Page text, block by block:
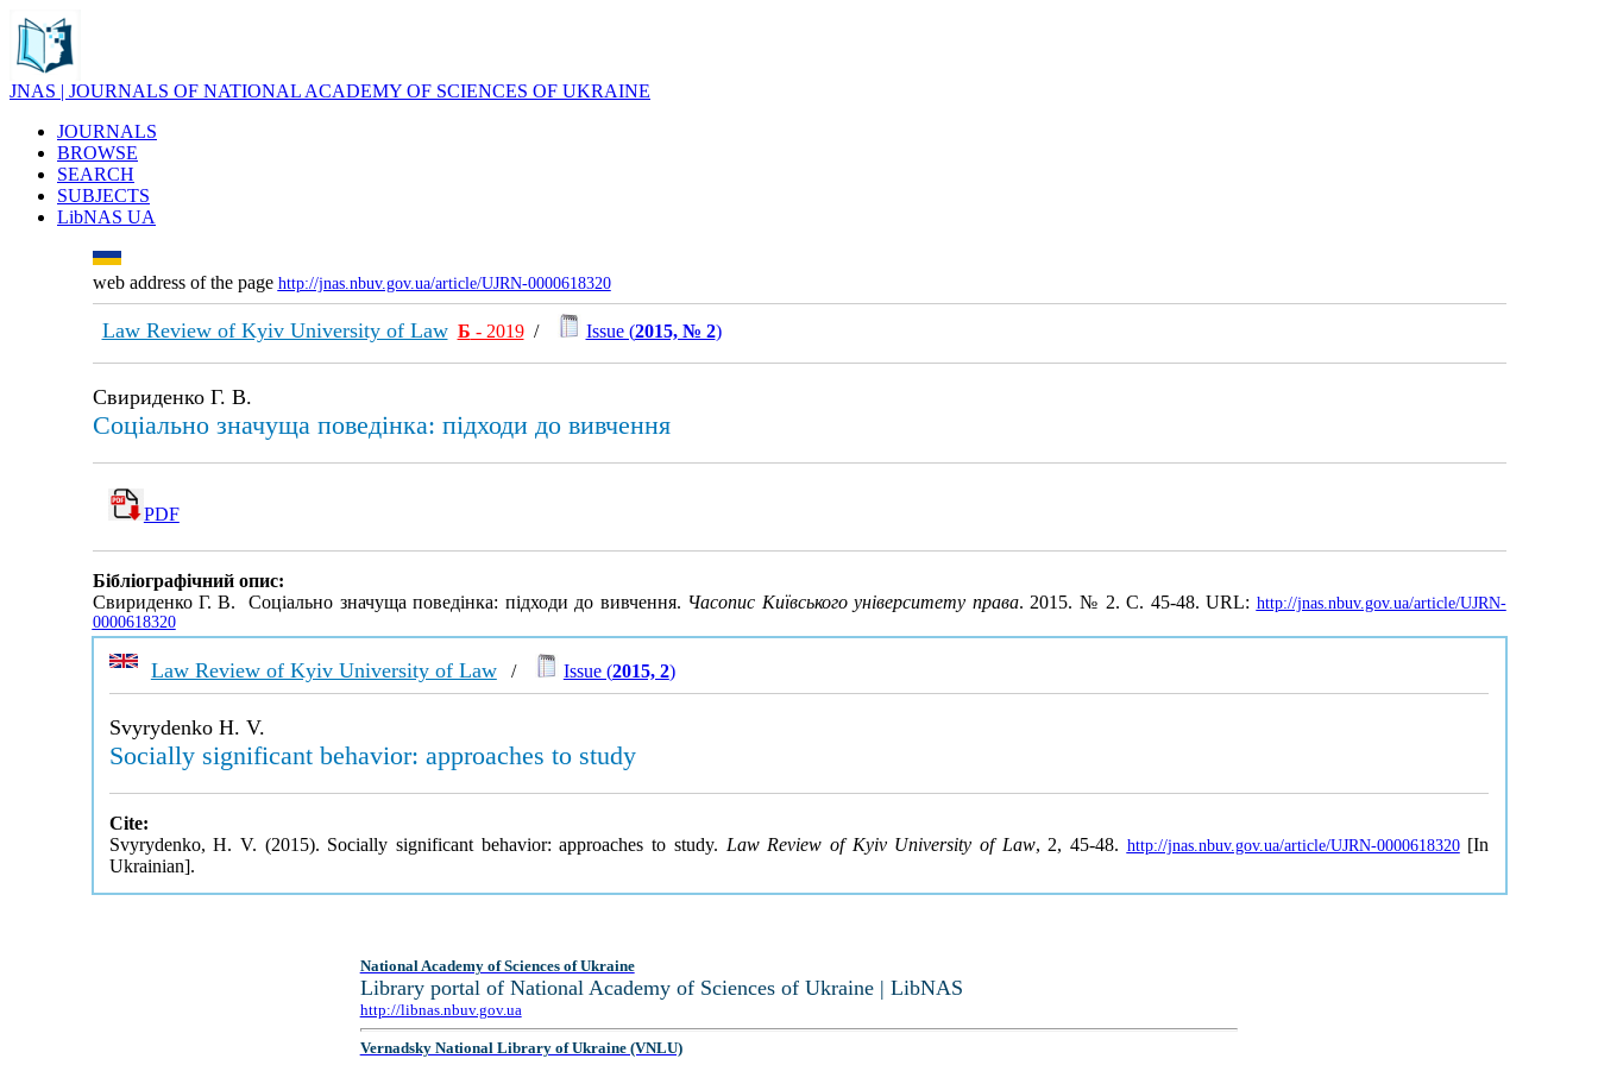
JNAS | JOURNALS OF NATIONAL ACADEMY OF SCIENCES OF UKRAINE
JOURNALS
BROWSE
SEARCH
SUBJECTS
LibNAS UA
web address of the page http://jnas.nbuv.gov.ua/article/UJRN-0000618320
Law Review of Kyiv University of Law Б - 2019/ Issue (2015, № 2)
Свириденко Г. В.
Соціально значуща поведінка: підходи до вивчення
PDF
Бібліографічний опис:
Свириденко Г. В. Соціально значуща поведінка: підходи до вивчення. Часопис Київського університету права. 2015. № 2. С. 45-48. URL: http://jnas.nbuv.gov.ua/article/UJRN-
0000618320
Law Review of Kyiv University of Law/ Issue (2015, 2)
Svyrydenko H. V.
Socially significant behavior: approaches to study
Cite:
Svyrydenko, H. V. (2015). Socially significant behavior: approaches to study. Law Review of Kyiv University of Law, 2, 45-48. http://jnas.nbuv.gov.ua/article/UJRN-0000618320[In
Ukrainian].
National Academy of Sciences of Ukraine
Library portal of National Academy of Sciences of Ukraine | LibNAS
http://libnas.nbuv.gov.ua
Vernadsky National Library of Ukraine (VNLU)